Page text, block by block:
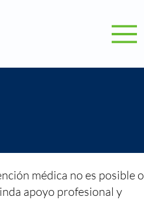
médica no es posible o
apoyo profesional y